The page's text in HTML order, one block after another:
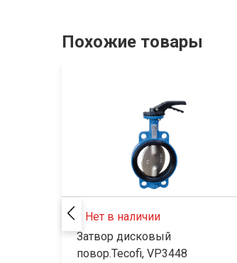
Похожие товары
Нет в наличии
Затвор дисковый
повор.Tecofi, VP3448